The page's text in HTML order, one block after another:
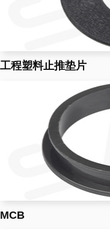
工程塑料止推垫片
MCB